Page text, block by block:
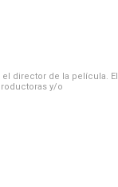
director de la película. El
y/o